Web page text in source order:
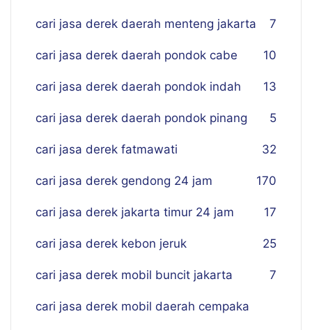
cari jasa derek daerah menteng jakarta 7
cari jasa derek daerah pondok cabe 10
cari jasa derek daerah pondok indah 13
cari jasa derek daerah pondok pinang 5
cari jasa derek fatmawati 32
cari jasa derek gendong 24 jam 170
cari jasa derek jakarta timur 24 jam 17
cari jasa derek kebon jeruk 25
cari jasa derek mobil buncit jakarta 7
cari jasa derek mobil daerah cempaka